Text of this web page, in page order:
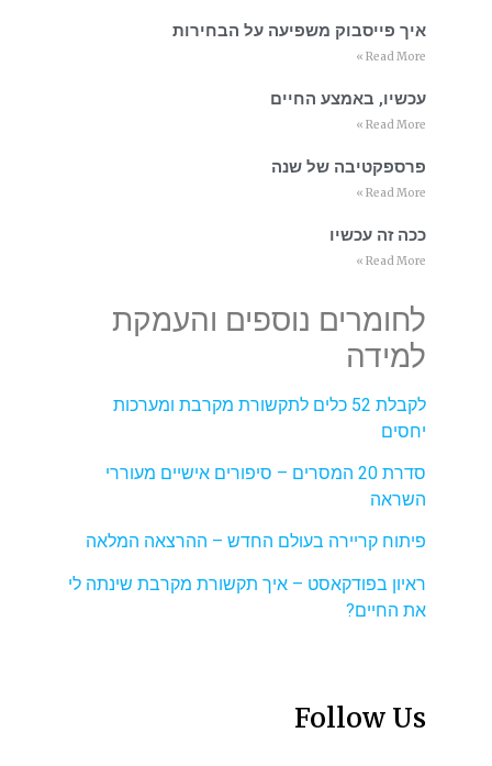
איך פייסבוק משפיעה על הבחירות
Read More »
עכשיו, באמצע החיים
Read More »
פרספקטיבה של שנה
Read More »
ככה זה עכשיו
Read More »
לחומרים נוספים והעמקת
למידה
לקבלת 52 כלים לתקשורת מקרבת ומערכות
יחסים
סדרת 20 המסרים – סיפורים אישיים מעוררי
השראה
פיתוח קריירה בעולם החדש – ההרצאה המלאה
ראיון בפודקאסט – איך תקשורת מקרבת שינתה לי
את החיים?
Follow Us